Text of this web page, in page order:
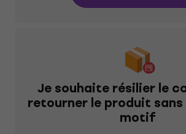
Je souhaite résilier le
retourner le produit sans
motif